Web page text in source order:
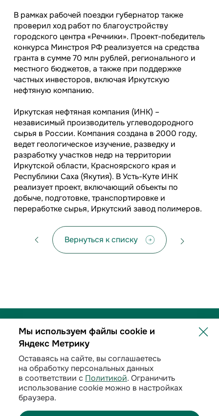
В рамках рабочей поездки губернатор также
проверил ход работ по благоустройству
городского центра «Речники». Проект-победитель
конкурса Минстроя РФ реализуется на средства
гранта в сумме 70 млн рублей, регионального и
местного бюджетов, а также при поддержке
частных инвесторов, включая Иркутскую
нефтяную компанию.
Иркутская нефтяная компания (ИНК) –
независимый производитель углеводородного
сырья в России. Компания создана в 2000 году,
ведет геологическое изучение, разведку и
разработку участков недр на территории
Иркутской области, Красноярского края и
Республики Саха (Якутия). В Усть-Куте ИНК
реализует проект, включающий объекты по
добыче, подготовке, транспортировке и
переработке сырья, Иркутский завод полимеров.
Вернуться к списку
Политика обработки персональных данных
Договорные условия
Раскрытие информации
Мы используем файлы cookie и
Яндекс Метрику
Оставаясь на сайте, вы соглашаетесь
на обработку персональных данных
в соответствии с Политикой. Ограничить
использование cookie можно в настройках
браузера.